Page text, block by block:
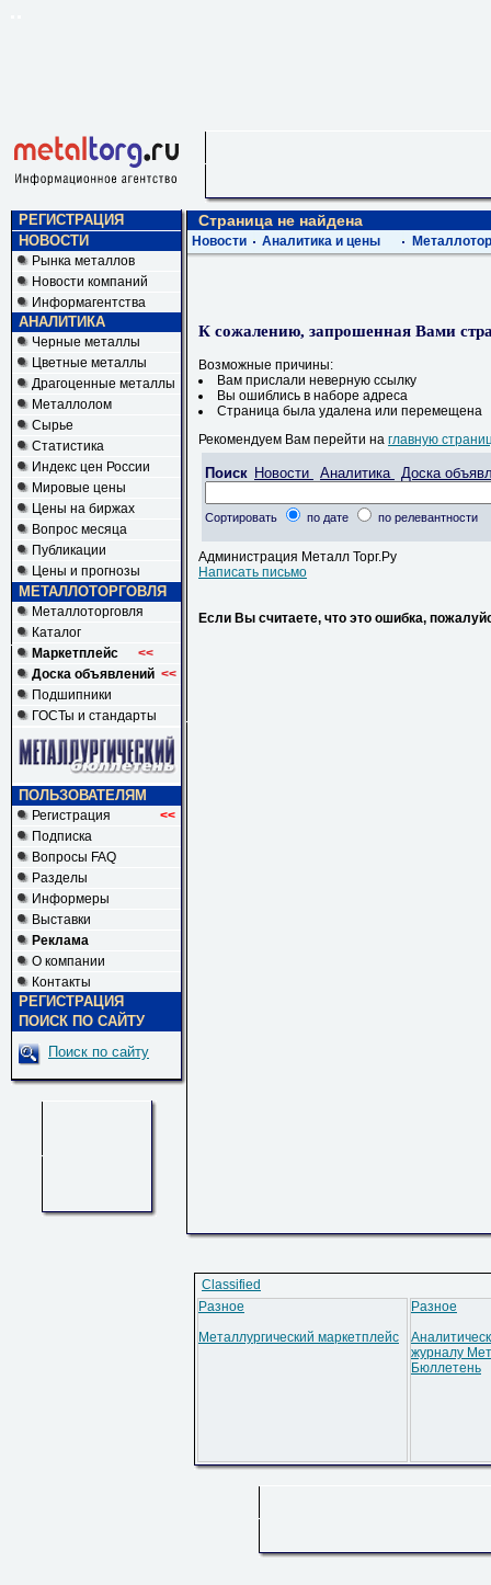
РЕГИСТРАЦИЯ
НОВОСТИ
Рынка металлов
Новости компаний
Информагентства
АНАЛИТИКА
Черные металлы
Цветные металлы
Драгоценные металлы
Металлолом
Сырье
Статистика
Индекс цен России
Мировые цены
Цены на биржах
Вопрос месяца
Публикации
Цены и прогнозы
МЕТАЛЛОТОРГОВЛЯ
Металлоторговля
Каталог
Маркетплейс
<<
Доска объявлений <<
Подшипники
ГОСТы и стандарты
ПОЛЬЗОВАТЕЛЯМ
Регистрация <<
Подписка
Вопросы FAQ
Разделы
Информеры
Выставки
Реклама
О компании
Контакты
РЕГИСТРАЦИЯ
ПОИСК ПО САЙТУ
Поиск по сайту
Страница не найдена
Новости Аналитика и цены
К сожалению, запрошенная Вами
Возможные причины:
Вам прислали неверную ссылку
Вы ошиблись в наборе адреса
Страница была удалена или перемещена
Рекомендуем Вам перейти на главную
Поиск Новости Аналитика Доска
Сортировать по дате по релевантности
Администрация Металл Торг.Ру
Написать письмо
Если Вы считаете, что это ошибка,
Classified
Разное
Металлургический маркетплейс
Разное
журналу
Бюллетень